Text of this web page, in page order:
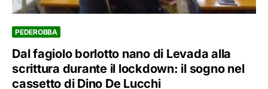
PEDEROBBA
Dal fagiolo borlotto nano di Levada alla
scrittura durante il lockdown: il sogno nel
cassetto di Dino De Lucchi